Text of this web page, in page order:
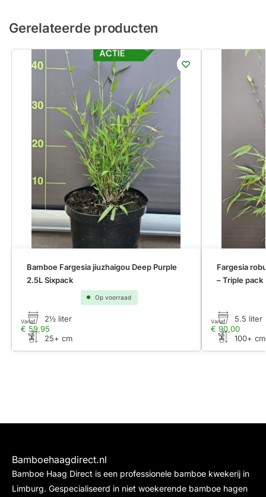
Gerelateerde producten
Bamboe Fargesia jiuzhaigou Deep Purple
2.5L Sixpack
Op voorraad
€ 59,95
Vanaf 2½ liter
25+ cm
Fargesia
– Triple pack
€ 90,00
Vanaf 5.5 liter
100+ cm
Bamboehaagdirect.nl
Bamboe Haag Direct is een professionele bamboe kwekerij in
Limburg. Gespecialiseerd in niet woekerende bamboe hagen